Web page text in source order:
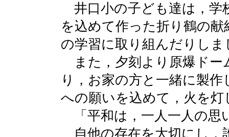
井口小の子ども達は，学
を込めて作った折り鶴の
の学習に取り組んだりしま
また，夕刻より原爆ドー
り，お家の方と一緒に製
への願いを込めて，火を灯
「平和は，一人一人の思
自他の存在を大切にし，